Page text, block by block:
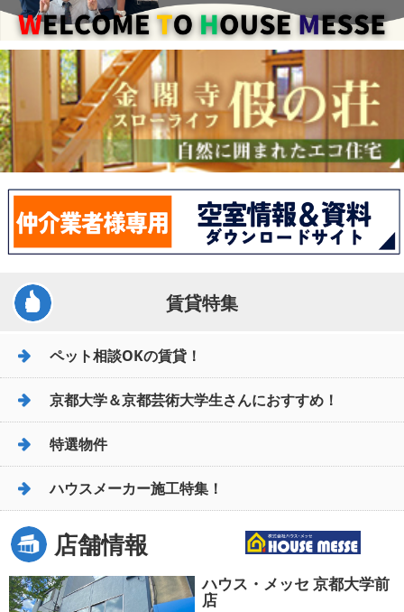
賃貸特集
ペット相談OKの賃貸！
京都大学＆京都芸術大学生さんにおすすめ！
特選物件
ハウスメーカー施工特集！
店舗情報
ハウス・メッセ 京都大学前
店